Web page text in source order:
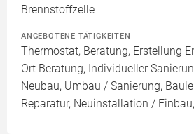
Brennstoffzelle
ANGEBOTENE TÄTIGKEITEN
Thermostat, Beratung, Erstellung
Ort Beratung, Individueller
Neubau, Umbau / Sanierung,
Reparatur, Neuinstallation /